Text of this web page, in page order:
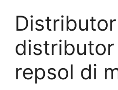
Distributor
repsol di